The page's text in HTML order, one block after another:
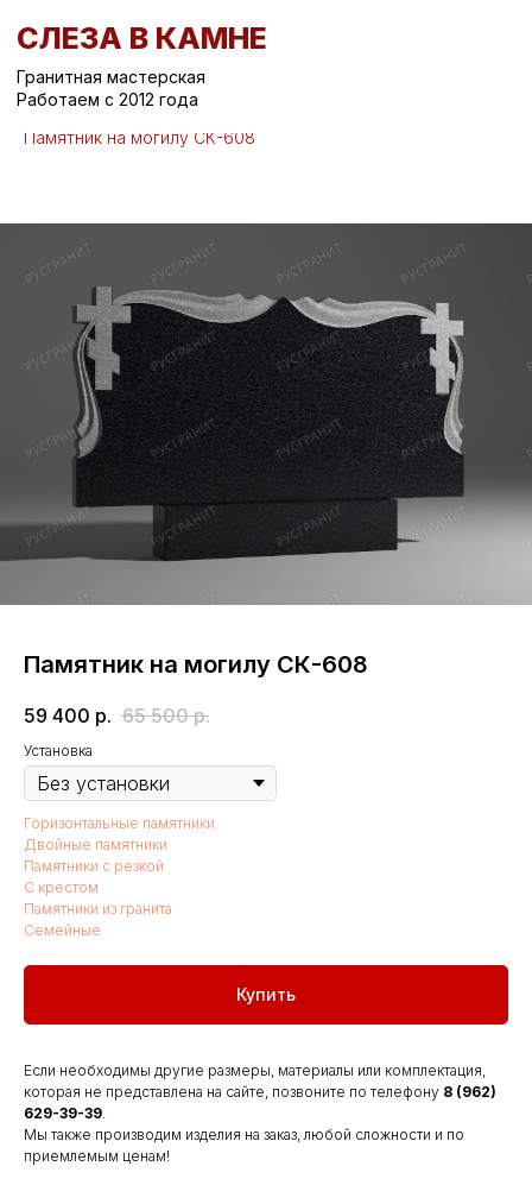
СЛЕЗА В КАМНЕ
Работаем с 2012 года
Вернуться назад /
Горизонтальные памятники на могилу
Памятник на могилу СК-608
Памятник на могилу СК-608
59 400 р. 65 500 р.
Установка
Горизонтальные памятники
Двойные памятники
Памятники с резкой
С крестом
Памятники из гранита
Семейные
Купить
Если необходимы другие размеры, материалы или комплектация,
которая не представлена на сайте, позвоните по телефону 8 (962)
629-39-39
Мы также производим изделия на заказ, любой сложности и по
приемлемым ценам!